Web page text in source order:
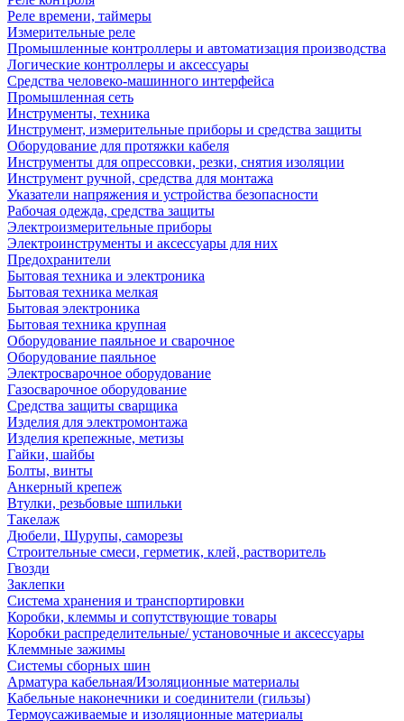
Реле времени, таймеры
Измерительные реле
Промышленные контроллеры и автоматизация производства
Логические контроллеры и аксессуары
Средства человеко-машинного интерфейса
Промышленная сеть
Инструменты, техника
Инструмент, измерительные приборы и средства защиты
Оборудование для протяжки кабеля
Инструменты для опрессовки, резки, снятия изоляции
Инструмент ручной, средства для монтажа
Указатели напряжения и устройства безопасности
Рабочая одежда, средства защиты
Электроизмерительные приборы
Электроинструменты и аксессуары для них
Предохранители
Бытовая техника и электроника
Бытовая техника мелкая
Бытовая электроника
Бытовая техника крупная
Оборудование паяльное и сварочное
Оборудование паяльное
Электросварочное оборудование
Газосварочное оборудование
Средства защиты сварщика
Изделия для электромонтажа
Изделия крепежные, метизы
Гайки, шайбы
Болты, винты
Анкерный крепеж
Втулки, резьбовые шпильки
Такелаж
Дюбели, Шурупы, саморезы
Строительные смеси, герметик, клей, растворитель
Гвозди
Заклепки
Система хранения и транспортировки
Коробки, клеммы и сопутствующие товары
Коробки распределительные/ установочные и аксессуары
Клеммные зажимы
Системы сборных шин
Арматура кабельная/Изоляционные материалы
Кабельные наконечники и соединители (гильзы)
Термоусаживаемые и изоляционные материалы